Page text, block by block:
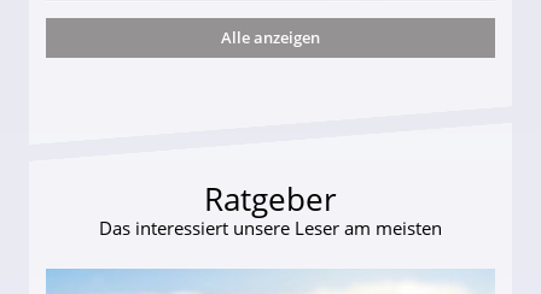
und wie viel?
Alle anzeigen
Ratgeber
Das interessiert unsere Leser am meisten